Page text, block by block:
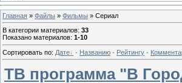
Главная » Файлы » Фильмы » Сериал
В категории материалов: 33
Показано материалов: 1-10
Сортировать по: Дате · Названию · Рейтингу ·
ТВ программа "В